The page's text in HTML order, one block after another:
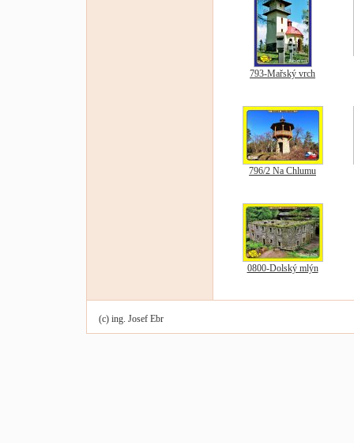
793-Mařský vrch
796/2 Na Chlumu
0800-Dolský mlýn
(c) ing. Josef Ebr